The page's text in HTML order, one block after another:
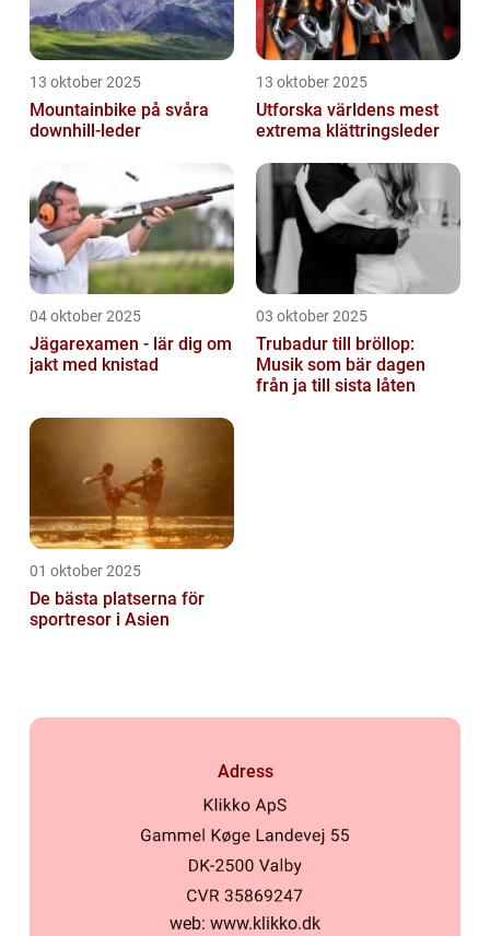
13 oktober 2025
Mountainbike på svåra
downhill-leder
13 oktober 2025
Utforska världens mest
extrema klättringsleder
04 oktober 2025
Jägarexamen - lär dig om
jakt med knistad
03 oktober 2025
Trubadur till bröllop:
Musik som bär dagen
från ja till sista låten
01 oktober 2025
De bästa platserna för
sportresor i Asien
Adress
web: www.klikko.dk